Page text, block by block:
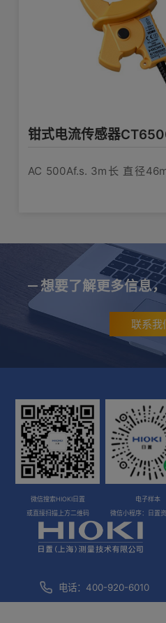
钳式电流传感器
AC 500Af.s. 3m长 直径
想要了解更多信息
联系我
微信搜索HIOKI日置
或直接扫描上方二维码
电子样本
微信小程序：日置
电话：400-920-6010